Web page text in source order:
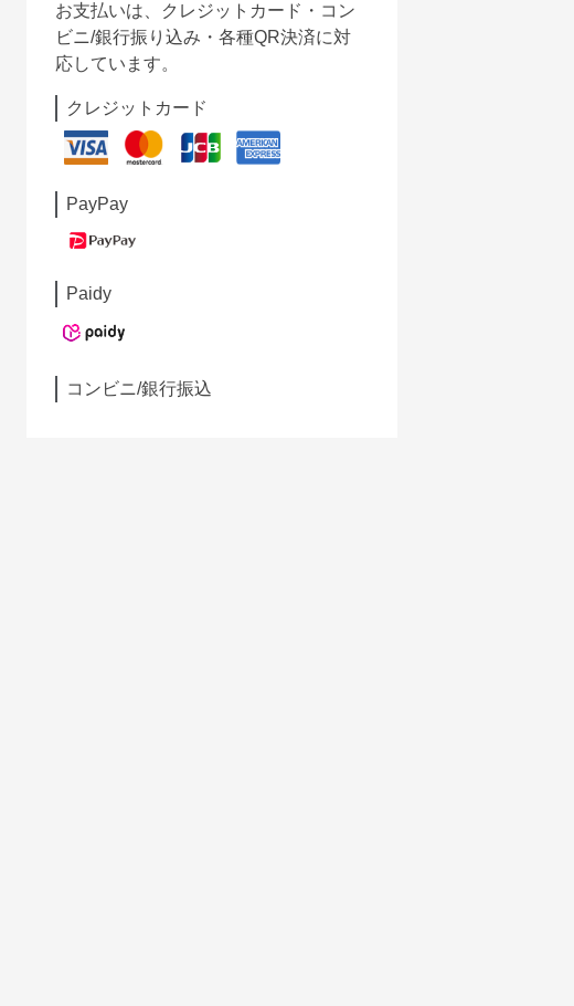
お支払いは、クレジットカード・コン
ビニ/銀行振り込み・各種QR決済に対
応しています。
クレジットカード
PayPay
Paidy
コンビニ/銀行振込